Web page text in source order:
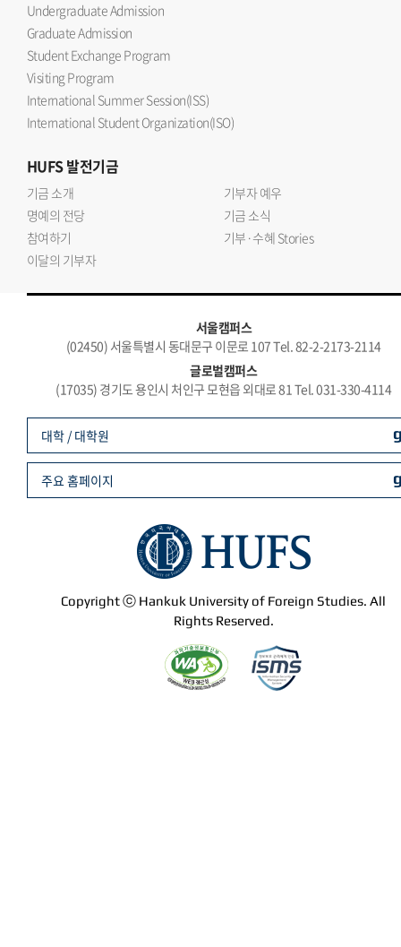
Undergraduate Admission
Graduate Admission
Student Exchange Program
Visiting Program
International Summer Session(ISS)
International Student Organization(ISO)
HUFS발전기금
기금 소개
기부자 예우
명예의 전당
기금 소식
참여하기
기부·수혜 Stories
이달의 기부자
서울캠퍼스
(02450) 서울특별시 동대문구 이문로 107 Tel. 82-2-2173-2114
글로벌캠퍼스
(17035) 경기도 용인시 처인구 모현읍 외대로 81 Tel. 031-330-4114
Copyright ⓒ Hankuk University of Foreign Studies. All
Rights Reserved.
대학 / 대학원
주요 홈페이지